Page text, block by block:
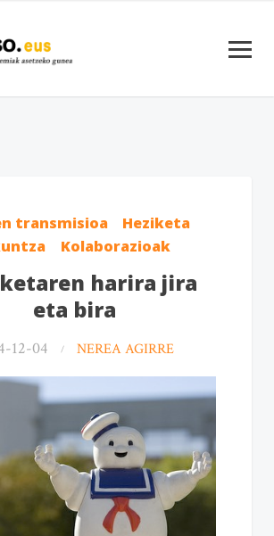
transmisioa
Heziketa
Kolaborazioak
harira jira
eta bira
12-04 NEREA AGIRRE